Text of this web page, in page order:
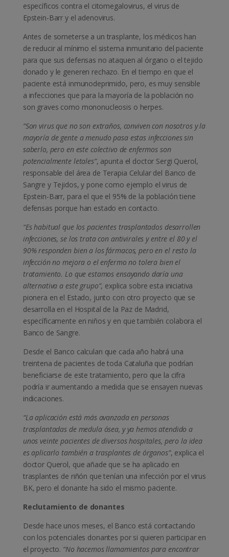
específicos contra el citomegalovirus, el virus de
Epstein-Barr y el adenovirus.
Antes de someterse a un trasplante, los médicos han
de reducir al mínimo el sistema inmunitario del paciente
para que sus defensas no ataquen al órgano o el tejido
donado y le generen rechazo. En el tiempo en que el
paciente está inmunodeprimido, pero, es muy sensible
a infecciones que para la mayoría de la población no
son graves como mononucleosis o herpes.
“Son virus que no son extraños, conviven con nosotros y la
mayoría de gente a menudo pasa estas infecciones sin
saberlo, pero en este colectivo de enfermos son
potencialmente letales”, apunta el doctor Sergi Querol,
responsable del área de Terapia Celular del Banco de
Sangre y Tejidos, y pone como ejemplo el virus de
Epstein-Barr, para el que el 95% de la población tiene
defensas porque han estado en contacto.
“Es habitual que los pacientes trasplantados desarrollen
infecciones, se los trata con antivirales y entre el 80 y el
90% responden bien a los fármacos, pero en el resto la
infección no mejora o el enfermo no tolera bien el
tratamiento. Lo que estamos ensayando daría una
alternativa a este grupo”, explica sobre esta iniciativa
pionera en el Estado, junto con otro proyecto que se
desarrolla en el Hospital de la Paz de Madrid,
específicamente en niños y en que también colabora el
Banco de Sangre.
Desde el Banco calculan que cada año habrá una
treintena de pacientes de toda Cataluña que podrían
beneficiarse de este tratamiento, pero que la cifra
podría ir aumentando a medida que se ensayen nuevas
indicaciones.
“La aplicación está más avanzada en personas
trasplantadas de medula ósea, y ya hemos atendido a
unos veinte pacientes de diversos hospitales, pero la idea
es aplicarlo también a trasplantes de órganos”, explica el
doctor Querol, que añade que se ha aplicado en
trasplantes de riñón que tenían una infección por el virus
BK, pero el donante ha sido el mismo paciente.
Reclutamiento de donantes
Desde hace unos meses, el Banco está contactando
con los potenciales donantes por si quieren participar en
el proyecto. “No hacemos llamamientos para encontrar